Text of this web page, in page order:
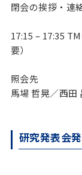
閉会の挨拶・連
17:15 – 17:35
要）
照会先
馬場 哲晃／西
研究発表会